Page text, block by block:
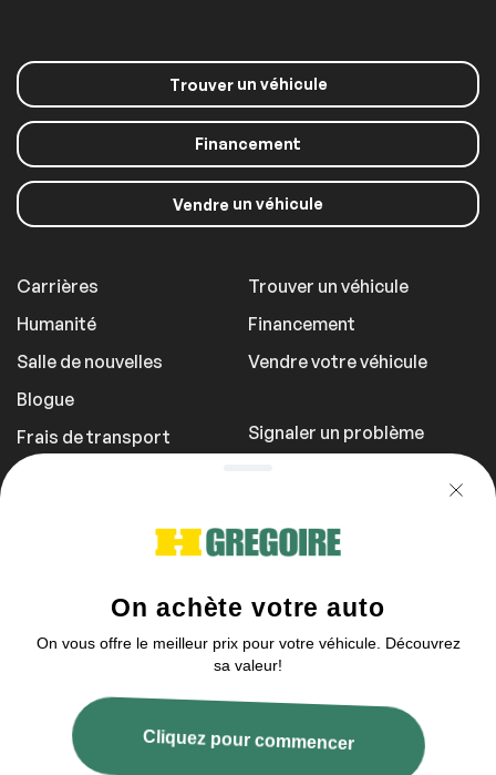
Sièges Chauffants
Sièges Ventilés
compris
Télécommande
Universelle de Porte
Trouverun véhicule
Financement
Vendre un véhicule
Carrières
Humanité
Salle de nouvelles
Blogue
Frais de transport
Trouver un véhicule
Financement
Vendre votre véhicule
Signaler un problème
Vous pouvez nous contacter entre 9h et
2003–2026 © HGrégoire, tous droits réservés.